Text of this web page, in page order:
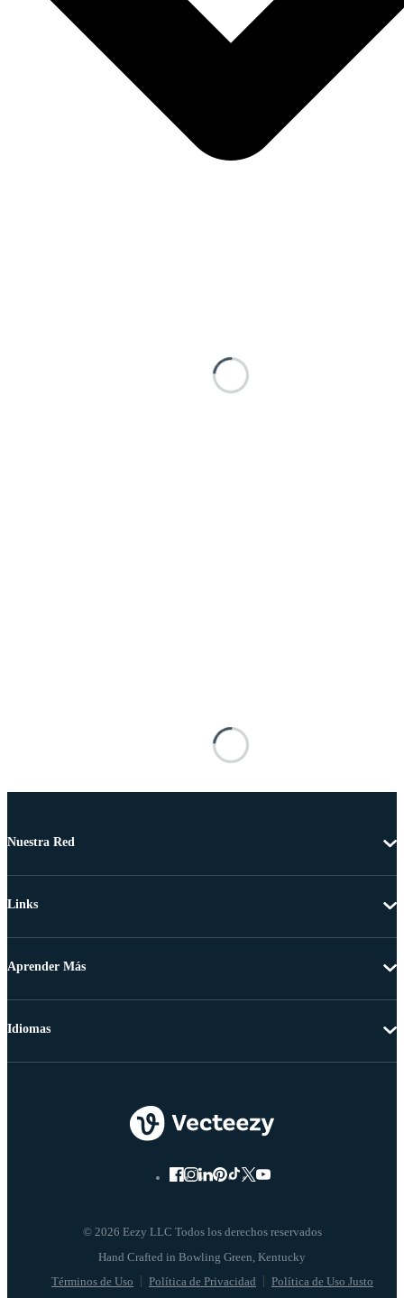
Nuestra Red
Links
Aprender Más
© 2026 Eezy LLC Todos los derechos reservados
Términos de Uso Política de Privacidad Política de Uso Justo
Idiomas